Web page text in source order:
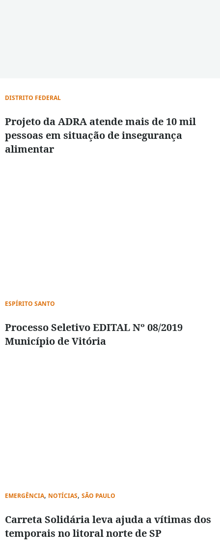
DISTRITO FEDERAL
Projeto da ADRA atende mais de 10 mil
pessoas em situação de insegurança
alimentar
ESPÍRITO SANTO
Processo Seletivo EDITAL Nº 08/2019
Município de Vitória
EMERGÊNCIA, NOTÍCIAS, SÃO PAULO
Carreta Solidária leva ajuda a vítimas dos
temporais no litoral norte de SP